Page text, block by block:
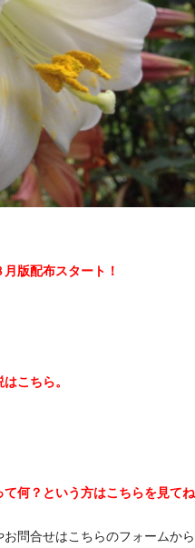
版配布スタート！
こちら。
何？という方はこちらを見てね
問合せはこちらのフォームか